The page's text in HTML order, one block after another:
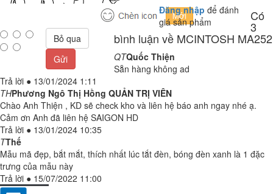
Đăng nhập để đánh
giá sản phẩm
Bỏ qua
Gửi
Có
3
bình luận về MCINTOSH MA252
QTQuốc Thiện
Sẵn hàng không ad
Trả lời ● 13/01/2024 1:11
THPhương Ngô Thị Hồng QUẢN TRỊ VIÊN
Chào Anh Thiện , KD sẽ check kho và liên hệ báo anh ngay nhé ạ.
Cảm ơn Anh đã liên hệ SAIGON HD
Trả lời ● 13/01/2024 10:35
TThế
Mẫu mã đẹp, bắt mắt, thích nhất lúc tắt đèn, bóng đèn xanh là 1 đặc
trưng của mẫu này
Trả lời ● 15/07/2022 11:00